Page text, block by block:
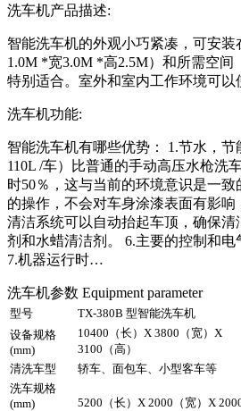
洗车机产品描述:
智能洗车机的外观小巧紧凑，可安
1.0M *宽3.0M *高2.5M）和所需空间
特别适合。室外和室内工作环境可以
洗车机功能:
智能洗车机有哪些优势： 1.节水，
110L /车）比普通的手动高压水枪洗
时50％，这与当前的环境意识是一
的操作，不会对车身涂漆表面有影响
清洁系统可以自动抬起车顶，确保清
剂和水蜡清洁剂。 6.主要的控制和电
7.机器运行时…
洗车机参数 Equipment parameter
型号
TX-380B 型智能洗车机
设备规格
(mm)
10400（长）X 3800（宽）X
3100（高）
清洗车型
轿车、面包车、小型客车等
洗车规格
(mm)
5200（长）X 2000（宽）X 2000